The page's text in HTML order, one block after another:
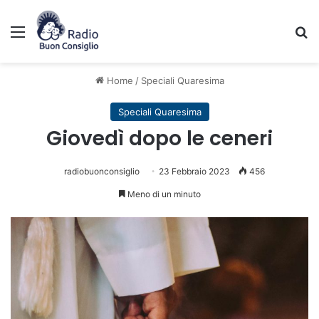
Menu
Home / Speciali Quaresima
Speciali Quaresima
Giovedì dopo le ceneri
radiobuonconsiglio 23 Febbraio 2023 456
Meno di un minuto